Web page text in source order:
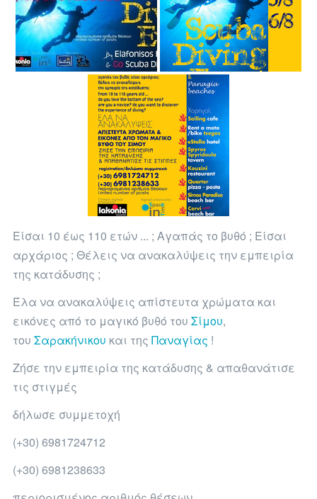
Είσαι 10 έως 110 ετών ... ; Αγαπάς το βυθό ; Είσαι
αρχάριος ; Θέλεις να ανακαλύψεις την εμπειρία
της κατάδυσης ;
Έλα να ανακαλύψεις απίστευτα χρώματα και
εικόνες από το μαγικό βυθό του Σίμου,
του Σαρακήνικου και της Παναγίας !
Ζήσε την εμπειρία της κατάδυσης & απαθανάτισε
τις στιγμές
δήλωσε συμμετοχή
(+30) 6981724712
(+30) 6981238633